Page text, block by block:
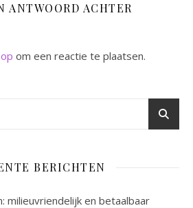
ANTWOORD ACHTER
om een reactie te plaatsen.
BERICHTEN
milieuvriendelijk en betaalbaar